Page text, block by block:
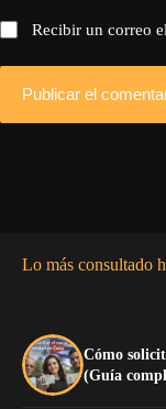
Recibir un correo
Publicar el
Lo más consultado
Cómo
(Guía